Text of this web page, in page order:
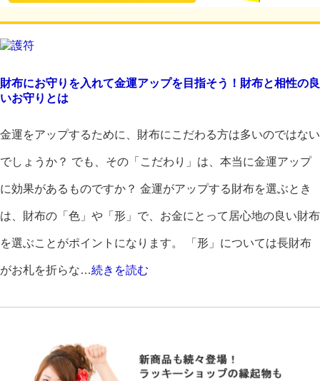
財布にお守りを入れて金運アップを目指そう！財布と相性の良
いお守りとは
金運をアップするために、財布にこだわる方は多いのではない
でしょうか？ でも、その「こだわり」は、本当に金運アップ
に効果があるものですか？ 金運がアップする財布を選ぶとき
は、財布の「色」や「形」で、お金にとって居心地の良い財布
を選ぶことがポイントになります。 「形」については長財布
がお札を折らな…続きを読む